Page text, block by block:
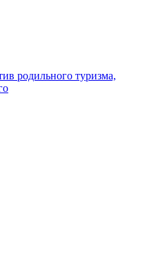
родильного туризма,